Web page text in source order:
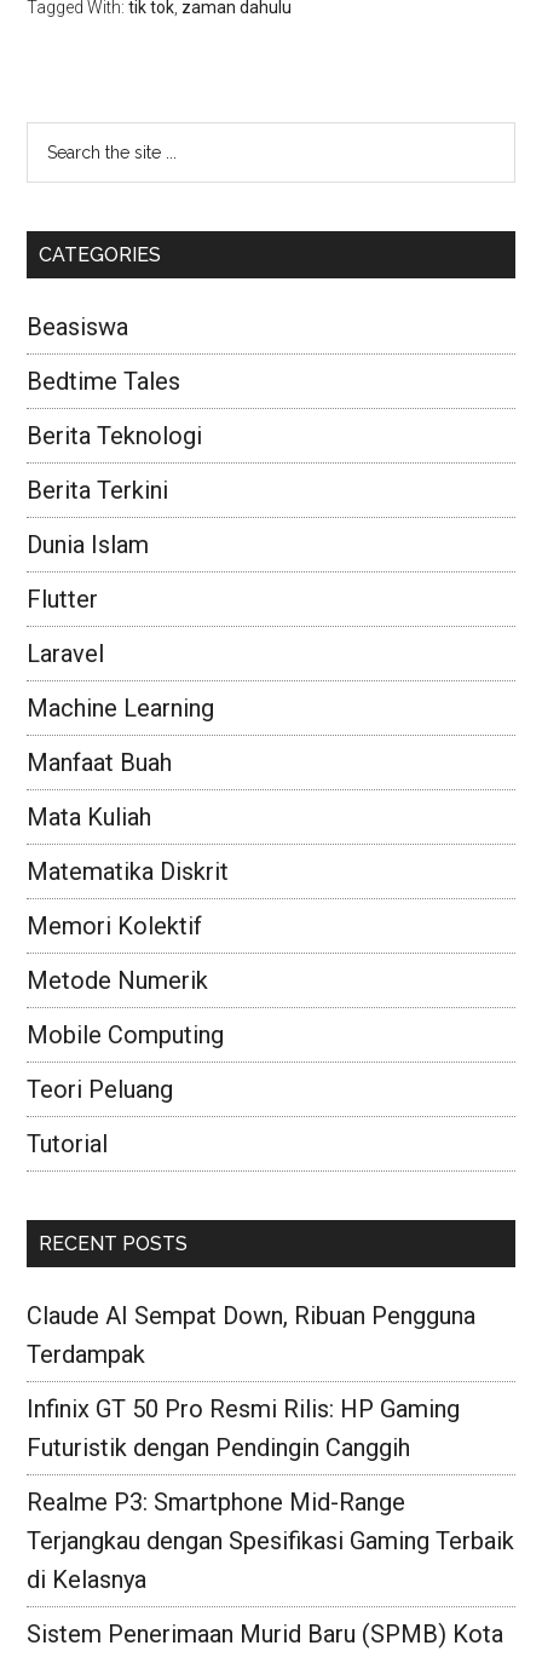
Tagged With:tik tok zaman dahulu
CATEGORIES
Beasiswa
Bedtime Tales
Berita Teknologi
Berita Terkini
Dunia Islam
Flutter
Laravel
Machine Learning
Manfaat Buah
Mata Kuliah
Matematika Diskrit
Memori Kolektif
Metode Numerik
Mobile Computing
Teori Peluang
Tutorial
RECENT POSTS
Claude AI Sempat Down, Ribuan Pengguna
Terdampak
Infinix GT 50 Pro Resmi Rilis: HP Gaming
Futuristik dengan Pendingin Canggih
Realme P3: Smartphone Mid-Range
Terjangkau dengan Spesifikasi Gaming Terbaik
di Kelasnya
Sistem Penerimaan Murid Baru (SPMB) Kota